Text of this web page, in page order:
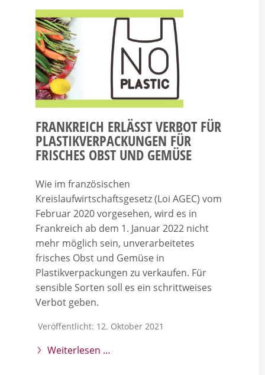
FRANKREICH ERLÄSST VERBOT FÜR
PLASTIKVERPACKUNGEN FÜR
FRISCHES OBST UND GEMÜSE
Wie im französischen
Kreislaufwirtschaftsgesetz (Loi AGEC) vom
Februar 2020 vorgesehen, wird es in
Frankreich ab dem 1. Januar 2022 nicht
mehr möglich sein, unverarbeitetes
frisches Obst und Gemüse in
Plastikverpackungen zu verkaufen. Für
sensible Sorten soll es ein schrittweises
Verbot geben.
Veröffentlicht: 12. Oktober 2021
Weiterlesen …